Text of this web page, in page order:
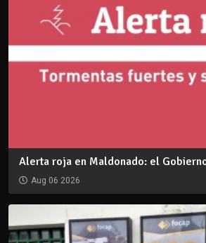
Alerta roja en Maldonado: el
Aug 06 2026